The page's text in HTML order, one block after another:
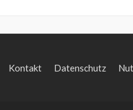
Kontakt Datenschutz